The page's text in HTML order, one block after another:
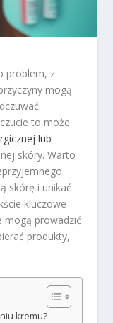
problem, z
mogą
to może
lub
skóry. Warto
skórę i unikać
kluczowe
mogą prowadzić
produkty,
kremu?